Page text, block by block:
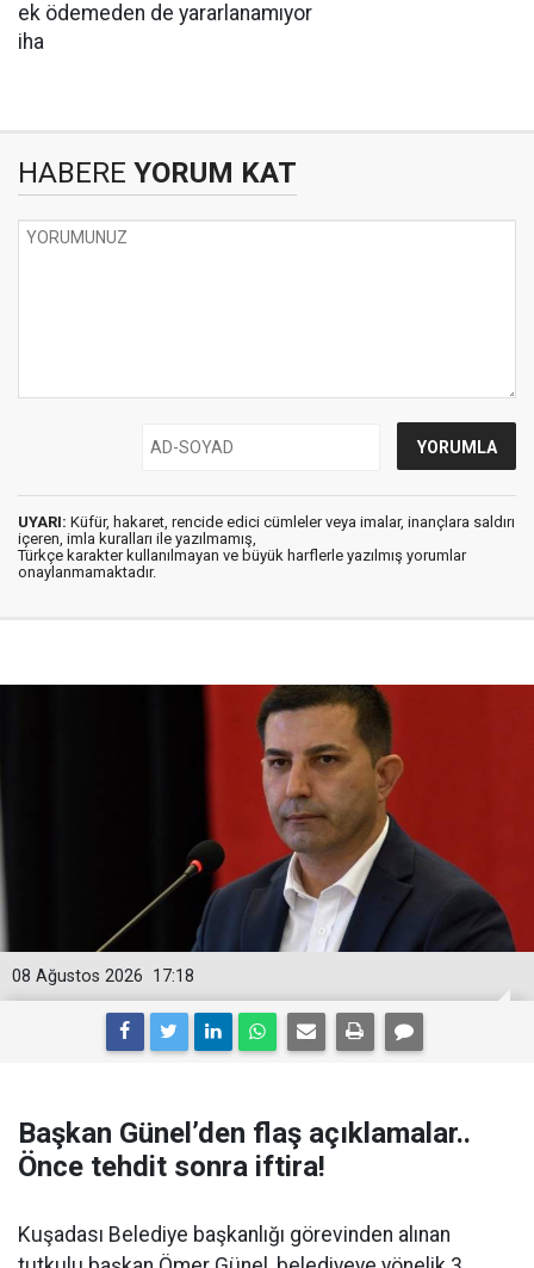
ek ödemeden de yararlanamıyor
iha
HABERE YORUM KAT
UYARI: Küfür, hakaret, rencide edici cümleler veya imalar, inançlara saldırı
içeren, imla kuralları ile yazılmamış,
Türkçe karakter kullanılmayan ve büyük harflerle yazılmış yorumlar
onaylanmamaktadır.
17:18
08 Ağustos 2026
Başkan Günel’den flaş açıklamalar..
Önce tehdit sonra iftira!
Kuşadası Belediye başkanlığı görevinden alınan